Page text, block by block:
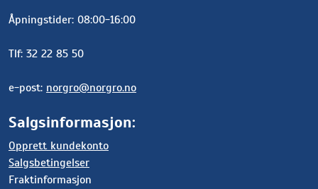
Åpningstider: 08:00-16:00
Tlf: 32 22 85 50
e-post: norgro@norgro.no
Salgsinformasjon:
Opprett kundekonto
Salgsbetingelser
Fraktinformasjon